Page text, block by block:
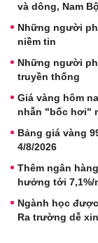
và dông, Nam
Những người
niềm tin
Những người
truyền thống
Giá vàng hôm
nhẫn "bốc hơi"
Bảng giá vàng
4/8/2026
Thêm ngân
hưởng tới 7,1%/
Ngành học
Ra trường dễ